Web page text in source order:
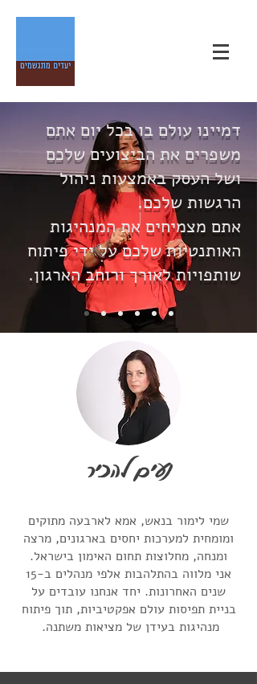
דמיינו עולם בו בכל יום אתם
משפרים את הביצועים שלכם
ושל העסק באמצעות ניהול
הרגשות שלכם.
אתם מצמיחים את המנהיגות
האותנטיות שלכם על ידי פיתוח
שותפויות לאורך ורוחב הארגון.
נעים להכיר
שמי לימור בנאש, אמא לארבעה מתוקים
ומומחית למערכות יחסים בארגונים, מרצה
ומנחה, מחלוצות תחום האימון בישראל.
אני מלווה בהתלהבות אלפי מנהלים ב-15
שנים האחרונות. יחד אנחנו עובדים על
בניית תפיסות עולם אפקטיביות, תוך פיתוח
מנהיגות בעידן של מציאות משתנה.